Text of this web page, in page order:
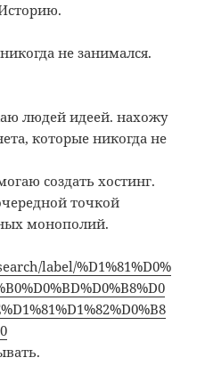
не занимался.
людей идеей. нахожу
которые никогда не
создать хостинг.
точкой
монополий.
label/%D1%81%D0%